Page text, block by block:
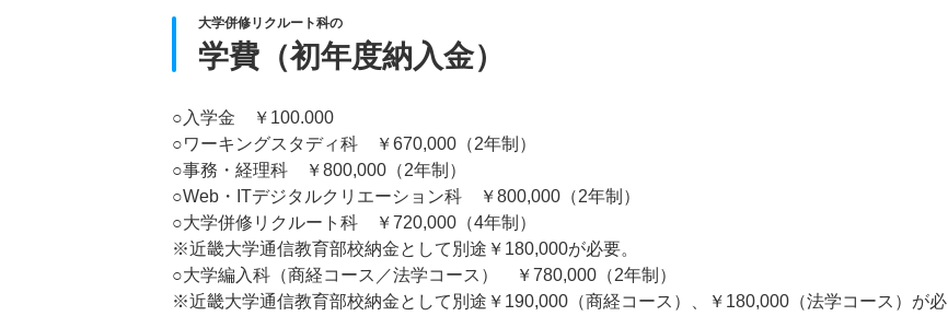
大学併修リクルート科の
学費（初年度納入金）
○入学金 ￥100.000
○ワーキングスタディ科 ￥670,000（2年制）
○事務・経理科 ￥800,000（2年制）
○Web・ITデジタルクリエーション科 ￥800,000（2年制）
○大学併修リクルート科 ￥720,000（4年制）
※近畿大学通信教育部校納金として別途￥180,000が必要。
○大学編入科（商経コース／法学コース） ￥780,000（2年制）
※近畿大学通信教育部校納金として別途￥190,000（商経コース）、￥180,000（法学コース）が必